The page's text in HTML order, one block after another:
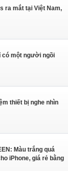
ra mắt tại Việt Nam,
có một người ngồi
thiết bị nghe nhìn
Màu trắng quá
iPhone, giá rẻ bằng